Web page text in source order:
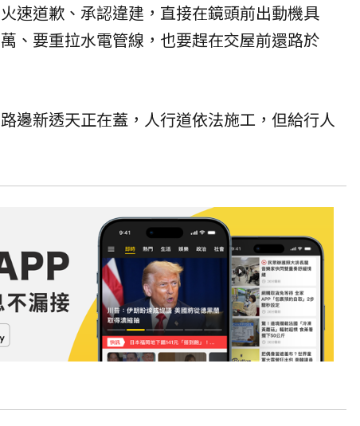
速道歉、承認違建 ，直接在鏡頭前出動機具
、要重拉水電管線，也要趕在交屋前還路於
邊新透天正在蓋，人行道依法施工，但給行人